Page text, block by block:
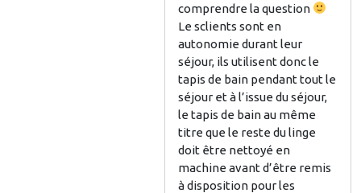
comprendre la question
Le sclients sont en
autonomie durant leur
séjour, ils utilisent donc le
tapis de bain pendant tout le
séjour et à l’issue du séjour,
le tapis de bain au même
titre que le reste du linge
doit être nettoyé en
machine avant d’être remis
à disposition pour les